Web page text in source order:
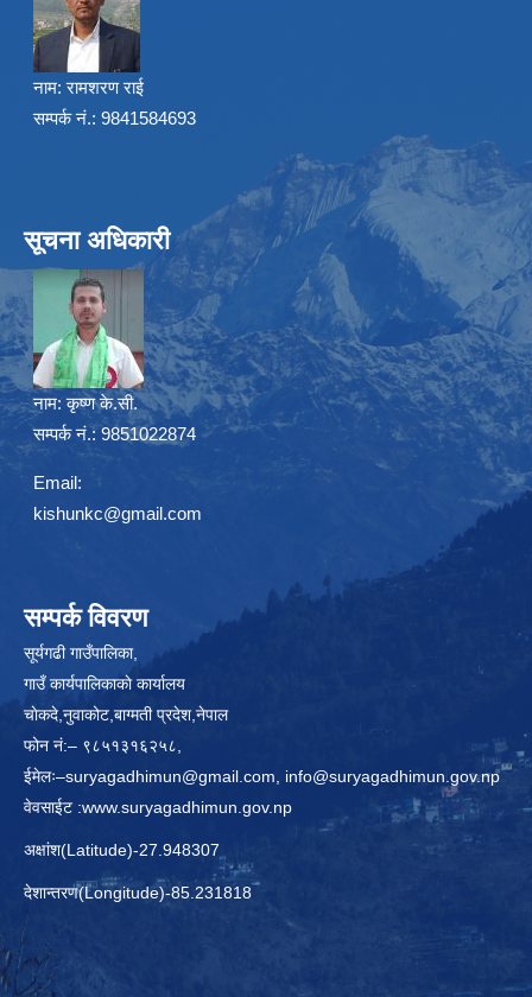
नाम: रामशरण राई
सम्पर्क नं.: 9841584693
सूचना अधिकारी
नाम: कृष्ण के.सी.
सम्पर्क नं.: 9851022874
Email:
kishunkc@gmail.com
सम्पर्क विवरण
सूर्यगढी गाउँपालिका,
गाउँ कार्यपालिकाकाे कार्यालय
चाेकदे,नुवाकोट,बाग्मती प्रदेश,नेपाल
फोन नं:– ९८५१३१६२५८,
ईमेलः–suryagadhimun@gmail.com, info@suryagadhimun.gov.np
वेवसाईट :www.suryagadhimun.gov.np
अक्षांश(Latitude)-27.948307
देशान्तरण(Longitude)-85.231818